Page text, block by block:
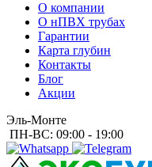
О компании
О нПВХ трубах
Гарантии
Карта глубин
Контакты
Блог
Акции
Эль-Монте
ПН-ВС: 09:00 - 19:00